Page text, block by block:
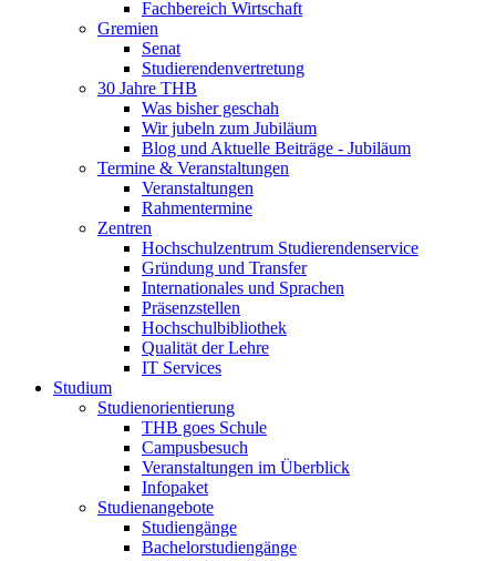
Fachbereich Wirtschaft
Gremien
Senat
Studierendenvertretung
30 Jahre THB
Was bisher geschah
Wir jubeln zum Jubiläum
Blog und Aktuelle Beiträge - Jubiläum
Termine & Veranstaltungen
Veranstaltungen
Rahmentermine
Zentren
Hochschulzentrum Studierendenservice
Gründung und Transfer
Internationales und Sprachen
Präsenzstellen
Hochschulbibliothek
Qualität der Lehre
IT Services
Studium
Studienorientierung
THB goes Schule
Campusbesuch
Veranstaltungen im Überblick
Infopaket
Studienangebote
Studiengänge
Bachelorstudiengänge